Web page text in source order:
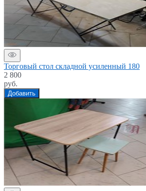
Торговый стол складной усиленный 180
2 800
руб.
Добавить